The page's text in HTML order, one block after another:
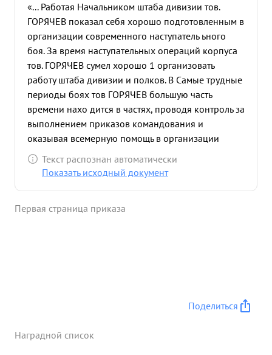
«... Работая Начальником штаба дивизии тов.
ГОРЯЧЕВ показал себя хорошо подготовленным в
организации современного наступатель ьного
боя. За время наступательных операций корпуса
тов. ГОРЯЧЕВ сумел хорошо 1 организовать
работу штаба дивизии и полков. В Самые трудные
периоды боях тов ГОРЯЧЕВ большую часть
времени нахо дится в частях, проводя контроль за
выполнением приказов командования и
оказывая всемерную помощь в организации
наступательного боя. в результате умелой
организации управления частями в наступательно
пунктов и сходу форсировала реку Вислока,
Текст распознан автоматически
Показать исходный документ
Первая страница приказа
Поделиться
Наградной список